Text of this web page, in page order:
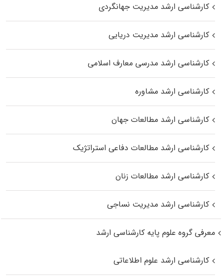
کارشناسی ارشد مدیریت جهانگردی
کارشناسی ارشد مدیریت دریایی
کارشناسی ارشد مدرسی معارف اسلامی
کارشناسی ارشد مشاوره
کارشناسی ارشد مطالعات جهان
کارشناسی ارشد مطالعات دفاعی استراتژیک
کارشناسی ارشد مطالعات زنان
کارشناسی ارشد مدیریت نساجی
معرفی گروه علوم پایه کارشناسی ارشد
کارشناسی ارشد علوم اطلاعاتی